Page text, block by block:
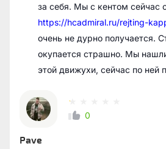
за себя. Мы с кентом сейчас
https://hcadmiral.ru/rejting-
очень не дурно получается.
окупается страшно. Мы
этой движухи, сейчас по ней
0
Pave